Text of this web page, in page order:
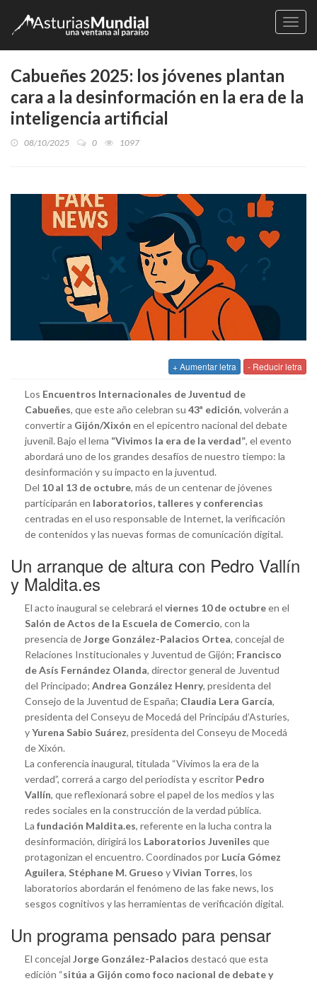
Cabueñes 2025: los jóvenes plantan
cara a la desinformación en la era de la
inteligencia artificial
08/10/2025 0 1097
+ Aumentar letra - Reducir letra
Los Encuentros Internacionales de Juventud de
Cabueñes, que este año celebran su 43ª edición, volverán a
convertir a Gijón/Xixón en el epicentro nacional del debate
juvenil. Bajo el lema “Vivimos la era de la verdad”, el evento
abordará uno de los grandes desafíos de nuestro tiempo: la
desinformación y su impacto en la juventud.
Del 10 al 13 de octubre, más de un centenar de jóvenes
participarán en laboratorios, talleres y conferencias
centradas en el uso responsable de Internet, la verificación
de contenidos y las nuevas formas de comunicación digital.
Un arranque de altura con Pedro Vallín
y Maldita.es
El acto inaugural se celebrará el viernes 10 de octubreen el
Salón de Actos de la Escuela de Comercio, con la
presencia deJorge González-Palacios Ortea, concejal de
Relaciones Institucionales y Juventud de Gijón; Francisco
de Asís Fernández Olanda, director general de Juventud
del Principado; Andrea González Henry, presidenta del
Consejo de la Juventud de España; Claudia Lera García,
presidenta del Conseyu de Mocedá del Principáu d’Asturies,
yYurena Sabio Suárez, presidenta del Conseyu de Mocedá
de Xixón.
La conferencia inaugural, titulada “Vivimos la era de la
verdad”, correrá a cargo del periodista y escritor Pedro
Vallín, que reflexionará sobre el papel de los medios y las
redes sociales en la construcción de la verdad pública.
La fundación Maldita.es, referente en la lucha contra la
desinformación, dirigirá los Laboratorios Juveniles que
protagonizan el encuentro. Coordinados por Lucía Gómez
Aguilera, Stéphane M. Grueso yVivian Torres, los
laboratorios abordarán el fenómeno de las fake news, los
sesgos cognitivos y las herramientas de verificación digital.
Un programa pensado para pensar
El concejal Jorge González-Palacios destacó que esta
edición “sitúa a Gijón como foco nacional de debate y